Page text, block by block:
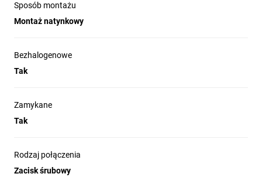
Sposób montażu
Montaż natynkowy
Bezhalogenowe
Tak
Zamykane
Tak
Rodzaj połączenia
Zacisk śrubowy